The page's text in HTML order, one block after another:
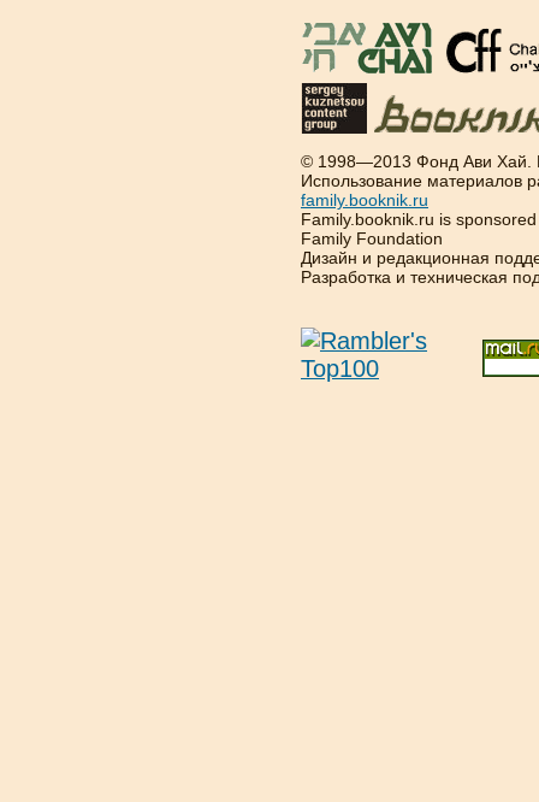
© 1998—2013 Фонд Ави Хай.
Использование материалов
family.booknik.ru
Family.booknik.ru is
Family Foundation
Дизайн и редакционная
Разработка и техническая